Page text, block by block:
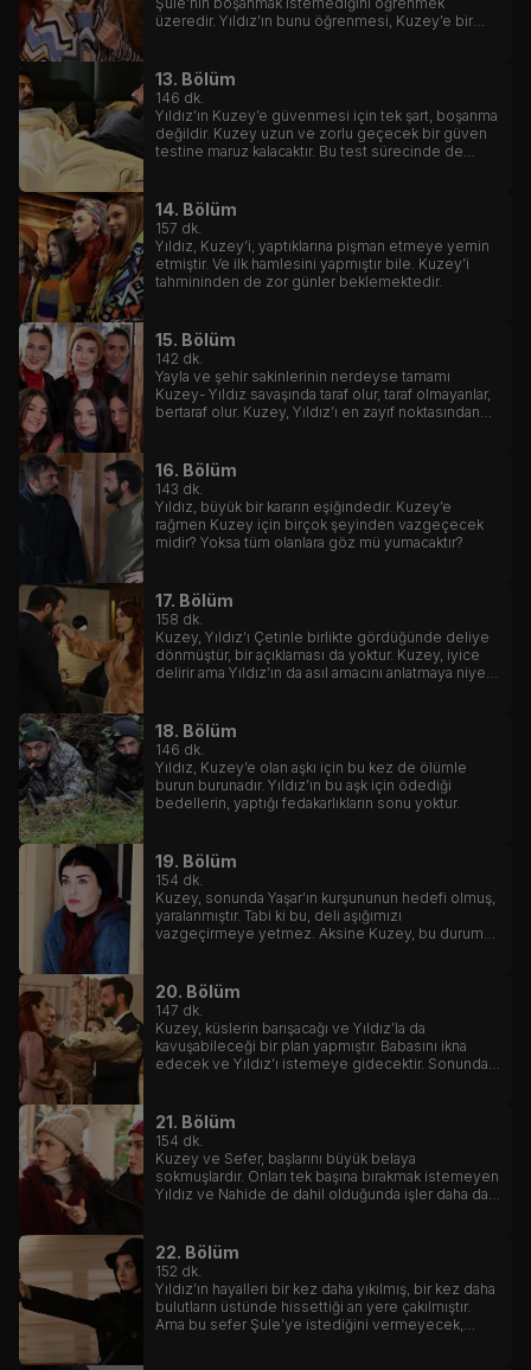
üzeredir. Yıldız’ın bunu öğrenmesi, Kuzey’e bir
13. Bölüm
146 dk.
Yıldız’ın Kuzey’e güvenmesi için tek şart, boşanma
değildir. Kuzey uzun ve zorlu geçecek bir güven
testine maruz kalacaktır. Bu test sürecinde de
14. Bölüm
157 dk.
Yıldız, Kuzey’i, yaptıklarına pişman etmeye yemin
etmiştir. Ve ilk hamlesini yapmıştır bile. Kuzey’i
tahmininden de zor günler beklemektedir.
15. Bölüm
142 dk.
Yayla ve şehir sakinlerinin nerdeyse tamamı
Kuzey- Yıldız savaşında taraf olur, taraf olmayanlar,
bertaraf olur. Kuzey, Yıldız’ı en zayıf noktasından
16. Bölüm
143 dk.
Yıldız, büyük bir kararın eşiğindedir. Kuzey’e
rağmen Kuzey için birçok şeyinden vazgeçecek
midir? Yoksa tüm olanlara göz mü yumacaktır?
17. Bölüm
158 dk.
Kuzey, Yıldız’ı Çetinle birlikte gördüğünde deliye
dönmüştür, bir açıklaması da yoktur. Kuzey, iyice
delirir ama Yıldız’ın da asıl amacını anlatmaya niyeti
18. Bölüm
146 dk.
Yıldız, Kuzey’e olan aşkı için bu kez de ölümle
burun burunadır. Yıldız’ın bu aşk için ödediği
bedellerin, yaptığı fedakarlıkların sonu yoktur.
19. Bölüm
154 dk.
Kuzey, sonunda Yaşar’ın kurşununun hedefi olmuş,
yaralanmıştır. Tabi ki bu, deli aşığımızı
vazgeçirmeye yetmez. Aksine Kuzey, bu durumu
20. Bölüm
147 dk.
Kuzey, küslerin barışacağı ve Yıldız’la da
kavuşabileceği bir plan yapmıştır. Babasını ikna
edecek ve Yıldız’ı istemeye gidecektir. Sonunda
21. Bölüm
154 dk.
Kuzey ve Sefer, başlarını büyük belaya
sokmuşlardır. Onları tek başına bırakmak istemeyen
Yıldız ve Nahide de dahil olduğunda işler daha da
22. Bölüm
152 dk.
Yıldız’ın hayalleri bir kez daha yıkılmış, bir kez daha
bulutların üstünde hissettiği an yere çakılmıştır.
Ama bu sefer Şule’ye istediğini vermeyecek,